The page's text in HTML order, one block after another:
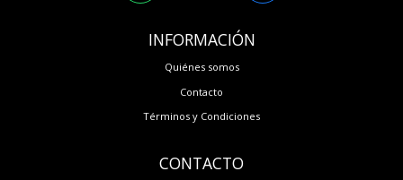
INFORMACIÓN
Quiénes somos
Contacto
Términos y Condiciones
CONTACTO